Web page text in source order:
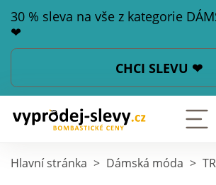
30 % sleva na vše z kategorie
❤
CHCI SLEVU ❤
Hlavní stránka > Dámská móda >